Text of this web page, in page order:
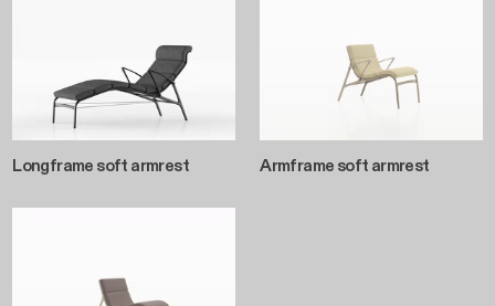
Longframe soft armrest Armframe soft armrest